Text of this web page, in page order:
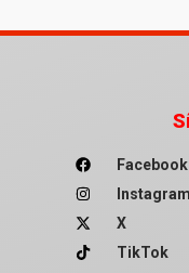
Facebook
Instagram
X
TikTok